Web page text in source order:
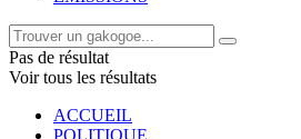
Pas de résultat
Voir tous les résultats
ACCUEIL
POLITIQUE